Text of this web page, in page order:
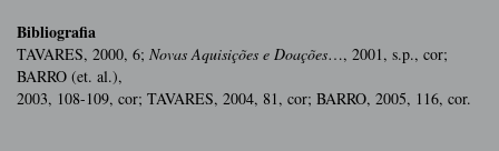
Bibliografia
TAVARES, 2000, 6; Novas Aquisições e Doações…, 2001, s.p., cor;
BARRO (et. al.),
2003, 108-109, cor; TAVARES, 2004, 81, cor; BARRO, 2005, 116, cor.